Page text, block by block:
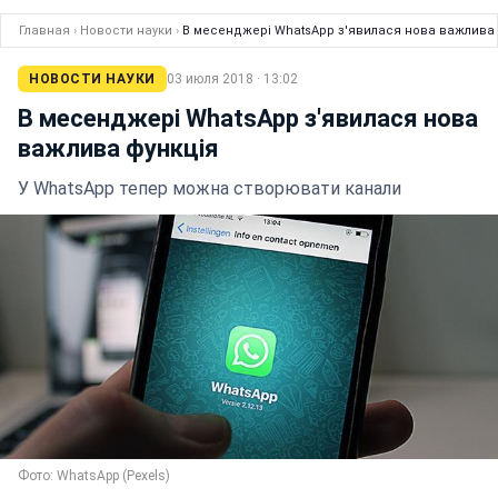
Главная › Новости науки › В месенджері WhatsApp з'явилася нова важлива
НОВОСТИ НАУКИ 03 июля 2018 · 13:02
В месенджері WhatsApp з'явилася нова
важлива функція
У WhatsApp тепер можна створювати канали
Фото: WhatsApp (Pexels)